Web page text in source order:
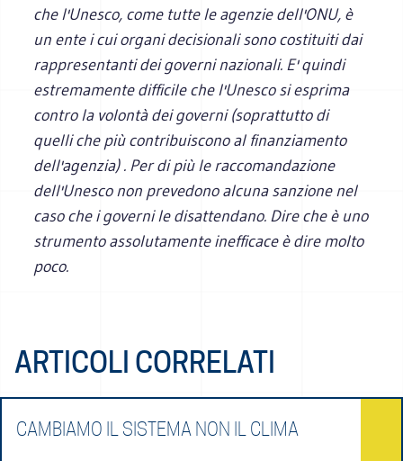
che l'Unesco, come tutte le agenzie dell'ONU, è
un ente i cui organi decisionali sono costituiti dai
rappresentanti dei governi nazionali. E' quindi
estremamente difficile che l'Unesco si esprima
contro la volontà dei governi (soprattutto di
quelli che più contribuiscono al finanziamento
dell'agenzia) . Per di più le raccomandazione
dell'Unesco non prevedono alcuna sanzione nel
caso che i governi le disattendano. Dire che è uno
strumento assolutamente inefficace è dire molto
poco.
ARTICOLI CORRELATI
CAMBIAMO IL SISTEMA NON IL CLIMA